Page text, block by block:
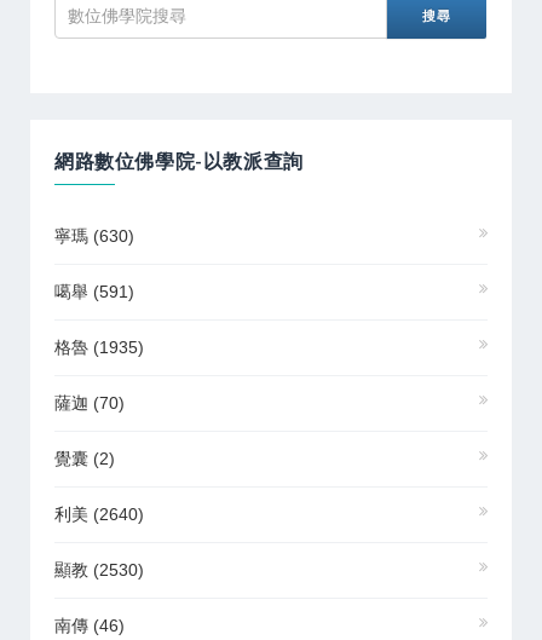
網路數位佛學院-以教派查詢
寧瑪 (630)
噶舉 (591)
格魯 (1935)
薩迦 (70)
覺囊 (2)
利美 (2640)
顯教 (2530)
南傳 (46)